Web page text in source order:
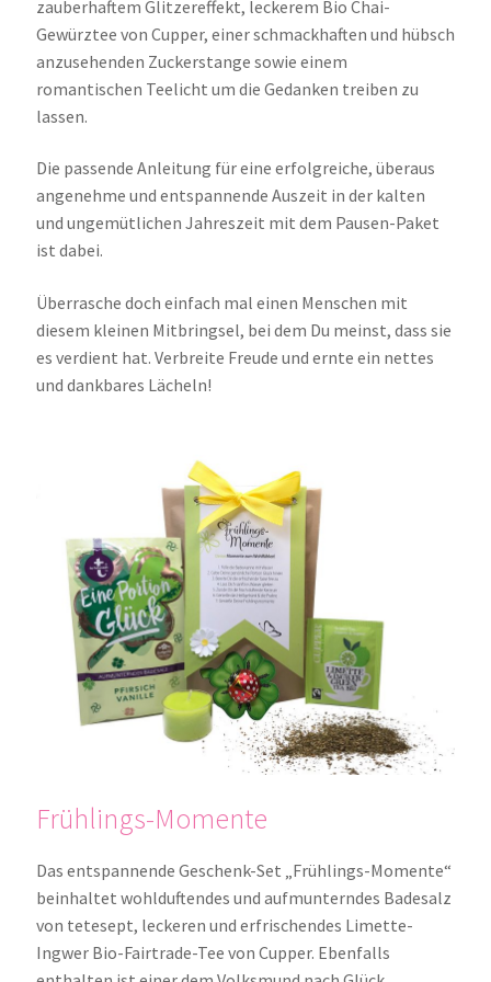
zauberhaftem Glitzereffekt, leckerem Bio Chai-
Gewürztee von Cupper, einer schmackhaften und hübsch
anzusehenden Zuckerstange sowie einem
romantischen Teelicht um die Gedanken treiben zu
lassen.
Die passende Anleitung für eine erfolgreiche, überaus
angenehme und entspannende Auszeit in der kalten
und ungemütlichen Jahreszeit mit dem Pausen-Paket
ist dabei.
Überrasche doch einfach mal einen Menschen mit
diesem kleinen Mitbringsel, bei dem Du meinst, dass sie
es verdient hat. Verbreite Freude und ernte ein nettes
und dankbares Lächeln!
Frühlings-Momente
Das entspannende Geschenk-Set „Frühlings-Momente“
beinhaltet wohlduftendes und aufmunterndes Badesalz
von tetesept, leckeren und erfrischendes Limette-
Ingwer Bio-Fairtrade-Tee von Cupper. Ebenfalls